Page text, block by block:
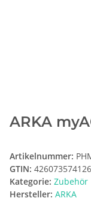
ARKA
Artikelnummer:
GTIN:
Kategorie: Zubehör
Hersteller: ARKA